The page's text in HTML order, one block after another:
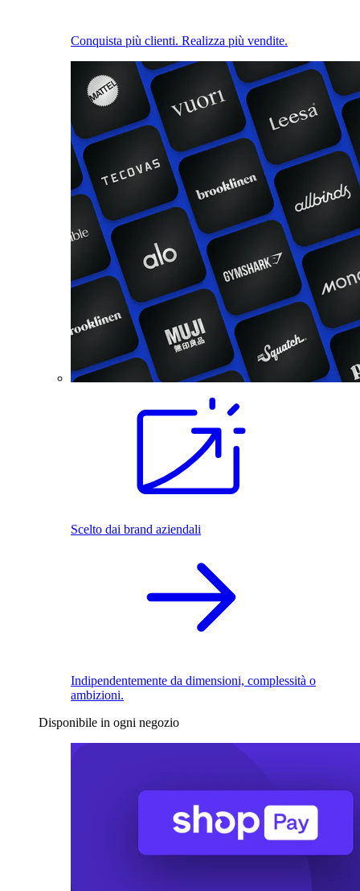
Conquista più clienti. Realizza più vendite.
Scelto dai brand aziendali
Indipendentemente da dimensioni, complessità o
ambizioni.
Disponibile in ogni negozio